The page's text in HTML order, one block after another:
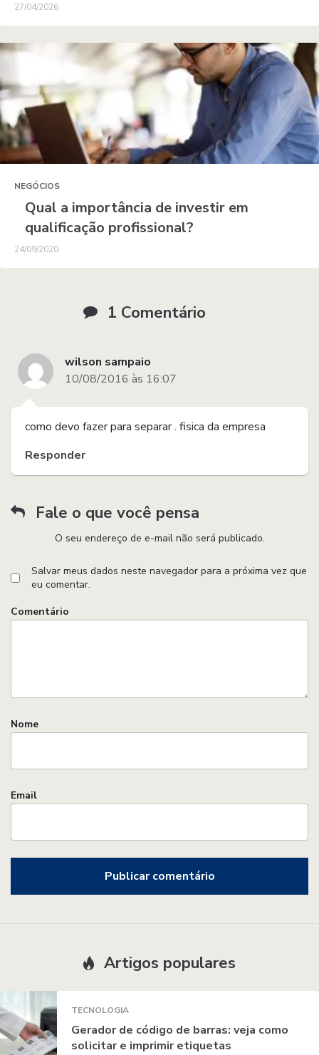
27/04/2026
NEGÓCIOS
Qual a importância de investir em
qualificação profissional?
24/09/2020
1 Comentário
wilson sampaio
10/08/2016 às 16:07
como devo fazer para separar . fisica da empresa
Responder
Fale o que você pensa
O seu endereço de e-mail não será publicado.
Nome
Email
Salvar meus dados neste navegador para a próxima vez que
eu comentar.
Comentário
Artigos populares
TECNOLOGIA
Gerador de código de barras: veja como
solicitar e imprimir etiquetas